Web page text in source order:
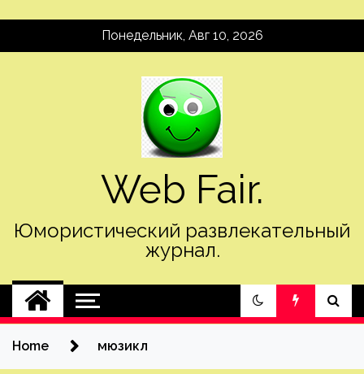
Понедельник, Авг 10, 2026
Web Fair.
Юмористический развлекательный
журнал.
Home мюзикл